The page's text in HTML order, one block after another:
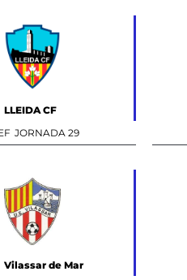
LLEIDA CF
JORNADA 29
Vilassar de Mar